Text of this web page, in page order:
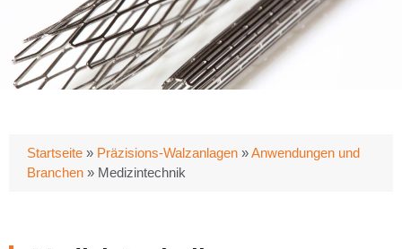
Startseite » Präzisions-Walzanlagen »Anwendungen und
Branchen » Medizintechnik